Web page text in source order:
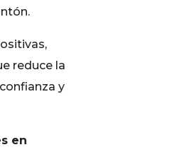
reduce la
y
en